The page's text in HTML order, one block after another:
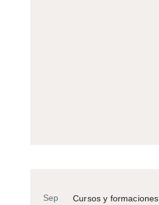
Cursos y formaciones
Sep